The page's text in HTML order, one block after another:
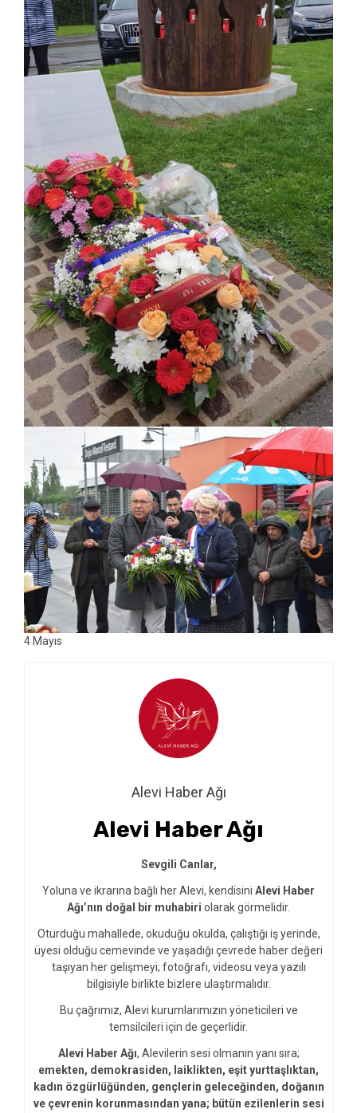
4 Mayıs
Alevi Haber Ağı
Alevi Haber Ağı
Sevgili Canlar,
Yoluna ve ikrarına bağlı her Alevi, kendisini Alevi Haber
Ağı’nın doğal bir muhabiri olarak görmelidir.
Oturduğu mahallede, okuduğu okulda, çalıştığı iş yerinde,
üyesi olduğu cemevinde ve yaşadığı çevrede haber değeri
taşıyan her gelişmeyi; fotoğrafı, videosu veya yazılı
bilgisiyle birlikte bizlere ulaştırmalıdır.
Bu çağrımız, Alevi kurumlarımızın yöneticileri ve
temsilcileri için de geçerlidir.
Alevi Haber Ağı, Alevilerin sesi olmanın yanı sıra;
emekten, demokrasiden, laiklikten, eşit yurttaşlıktan,
kadın özgürlüğünden, gençlerin geleceğinden, doğanın
ve çevrenin korunmasından yana; bütün ezilenlerin sesi